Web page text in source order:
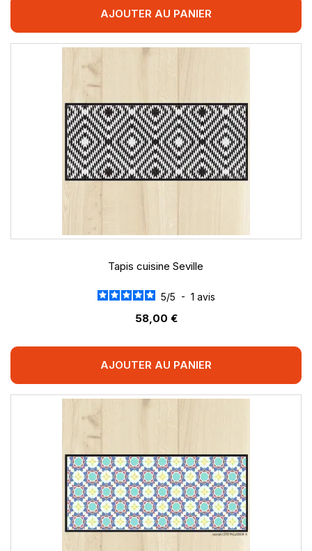
AJOUTER AU PANIER
Tapis cuisine Seville
5/5 - 1 avis
58,00 €
AJOUTER AU PANIER